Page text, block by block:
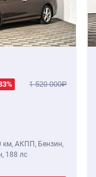
1 520 000
км, АКПП, Бензин,
188 лс